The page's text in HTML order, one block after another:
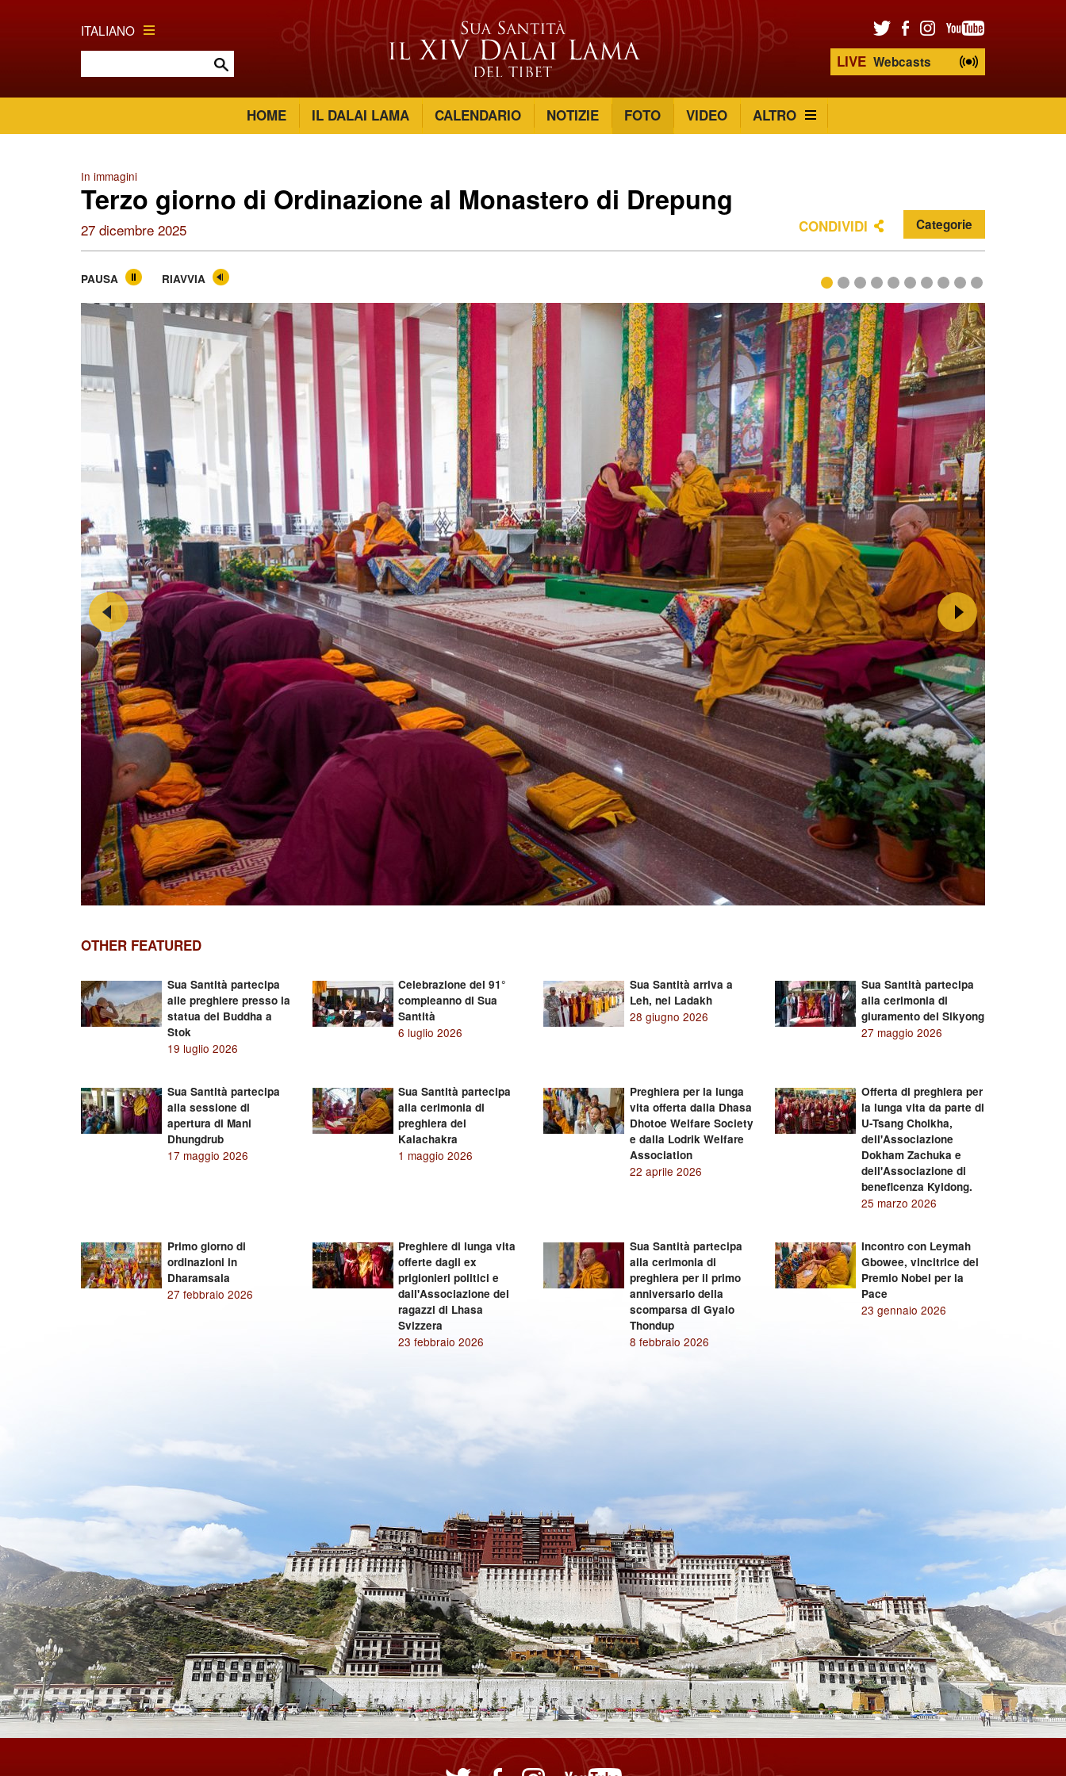
ITALIANO
LIVE Webcasts
HOME IL DALAI LAMA CALENDARIO NOTIZIE FOTO VIDEO ALTRO
In immagini
Terzo giorno di Ordinazione al Monastero di Drepung
27 dicembre 2025 CONDIVIDI Categorie
PAUSA RIAVVIA
OTHER FEATURED
Sua Santità partecipa
alle preghiere presso la
statua del Buddha a
Stok
19 luglio 2026
Celebrazione del 91°
compleanno di Sua
Santità
6 luglio 2026
Sua Santità arriva a
Leh, nel Ladakh
28 giugno 2026
Sua Santità partecipa
alla cerimonia di
giuramento del Sikyong
27 maggio 2026
Sua Santità partecipa
alla sessione di
apertura di Mani
Dhungdrub
17 maggio 2026
Sua Santità partecipa
alla cerimonia di
preghiera del
Kalachakra
1 maggio 2026
Preghiera per la lunga
vita offerta dalla Dhasa
Dhotoe Welfare Society
e dalla Lodrik Welfare
Association
22 aprile 2026
Offerta di preghiera per
la lunga vita da parte di
U-Tsang Cholkha,
dell'Associazione
Dokham Zachuka e
dell'Associazione di
beneficenza Kyidong.
25 marzo 2026
Primo giorno di
ordinazioni in
Dharamsala
27 febbraio 2026
Preghiere di lunga vita
offerte dagli ex
prigionieri politici e
dall'Associazione dei
ragazzi di Lhasa
Svizzera
23 febbraio 2026
Sua Santità partecipa
alla cerimonia di
preghiera per il primo
anniversario della
scomparsa di Gyalo
Thondup
8 febbraio 2026
Incontro con Leymah
Gbowee, vincitrice del
Premio Nobel per la
Pace
23 gennaio 2026